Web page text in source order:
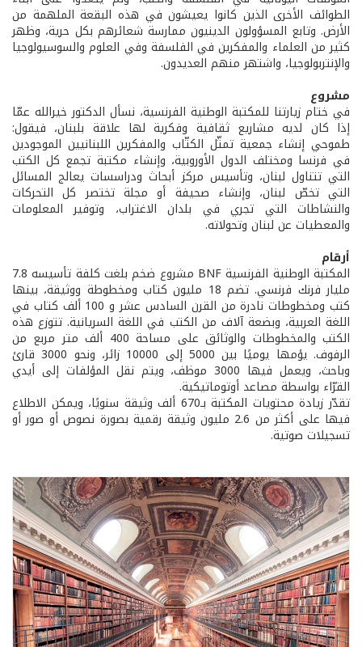
الطوائف الأخرى الذين كانوا يعيشون في هذه البقعة الملهمة من
الأرض. وتابع المسؤولون الدينيون ممارسة شعائرهم بكل حرية، وظهر
كثير من العلماء والمفكرين في الفلسفة وفي العلوم والسوسيولوجيا
والإنتربولوجيا، واشتهر منهم العديدون.
مشروع
في ختام زيارتنا للمكتبة الوطنية الفرنسية، نسأل الدكتور خيرالله عمّا
إذا كان لديه مشاريع ثقافية وفكرية لها علاقة بلبنان، فيقول:
طموحي إنشاء جمعية تمثّل الكتّاب والمفكرين اللبنانيين الموجودين
في فرنسا ومختلف الدول الأوروبية، وإنشاء مكتبة تجمع كل الكتب
التي تتناول لبنان، وتأسيس مركز أبحاث ودراسسات يعالج المسائل
التي تخصّ لبنان، وإنشاء صحيفة أو مجلة تختصر كل التحركات
والنشاطات التي تجري في بلدان الاغتراب، وتوفير المعلومات
والمعطيات عن لبنان وتحولاته.
أرقام
المكتبة الوطنية الفرنسية BNF مشروع ضخم بلغت كلفة تأسيسه 7.8
مليار فرنك فرنسي. تضم 18 مليون كتاب ومخطوطة ووثيقة، بينها
كتب ومخطوطات نادرة من القرن السادس عشر و 100 ألف كتاب في
اللغة العربية، وبضعة آلاف من الكتب في اللغة السريانية. تتوزع هذه
الكتب والمخطوطات والوثائق على مساحة 400 ألف متر مربع من
الرفوف. يؤمها يوميًا بين 5000 إلى 10000 زائر، ونحو 3000 قارئ
وباحث، ويعمل فيها 3000 موظف، ويتم نقل المؤلفات إلى أيدي
القرّاء بواسطة مصاعد أوتوماتيكية.
تقدّر زيادة محتويات المكتبة بـ670 ألف وثيقة سنويًا، ويمكن الاطلاع
فيها على أكثر من 2.6 مليون وثيقة رقمية بصورة نصوص أو صور أو
تسجيلات صوتية.